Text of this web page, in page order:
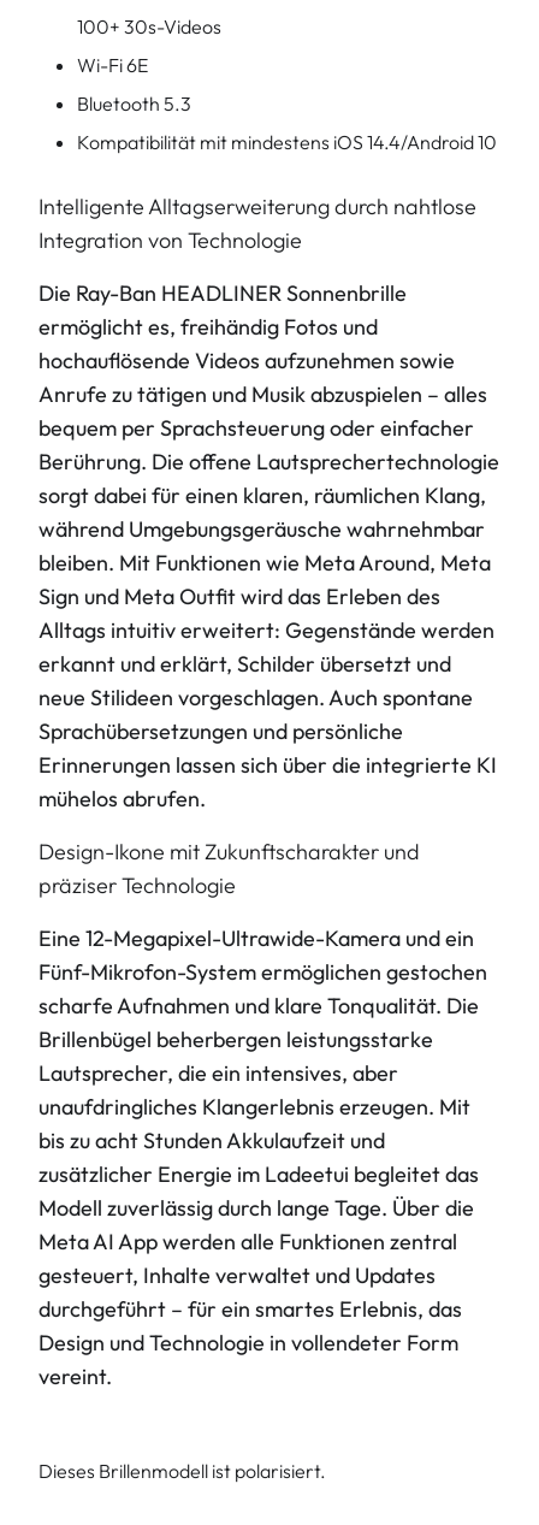
100+ 30s-Videos
Wi-Fi 6E
Bluetooth 5.3
Kompatibilität mit mindestens iOS 14.4/Android 10
Intelligente Alltagserweiterung durch nahtlose
Integration von Technologie
Die Ray-Ban HEADLINER Sonnenbrille
ermöglicht es, freihändig Fotos und
hochauflösende Videos aufzunehmen sowie
Anrufe zu tätigen und Musik abzuspielen – alles
bequem per Sprachsteuerung oder einfacher
Berührung. Die offene Lautsprechertechnologie
sorgt dabei für einen klaren, räumlichen Klang,
während Umgebungsgeräusche wahrnehmbar
bleiben. Mit Funktionen wie Meta Around, Meta
Sign und Meta Outfit wird das Erleben des
Alltags intuitiv erweitert: Gegenstände werden
erkannt und erklärt, Schilder übersetzt und
neue Stilideen vorgeschlagen. Auch spontane
Sprachübersetzungen und persönliche
Erinnerungen lassen sich über die integrierte KI
mühelos abrufen.
Design-Ikone mit Zukunftscharakter und
präziser Technologie
Eine 12-Megapixel-Ultrawide-Kamera und ein
Fünf-Mikrofon-System ermöglichen gestochen
scharfe Aufnahmen und klare Tonqualität. Die
Brillenbügel beherbergen leistungsstarke
Lautsprecher, die ein intensives, aber
unaufdringliches Klangerlebnis erzeugen. Mit
bis zu acht Stunden Akkulaufzeit und
zusätzlicher Energie im Ladeetui begleitet das
Modell zuverlässig durch lange Tage. Über die
Meta AI App werden alle Funktionen zentral
gesteuert, Inhalte verwaltet und Updates
durchgeführt – für ein smartes Erlebnis, das
Design und Technologie in vollendeter Form
vereint.
Dieses Brillenmodell ist polarisiert.